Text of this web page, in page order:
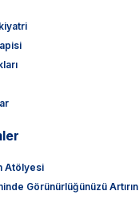
Atölyesi
Görünürlüğünüzü Artırın